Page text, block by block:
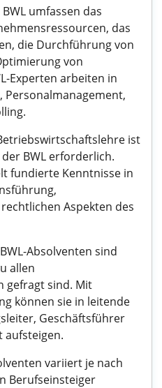
umfassen das
das
die Durchführung von
von
Experten arbeiten in
Personalmanagement,
ist
BWL erforderlich.
fundierte Kenntnisse in
Aspekten des
Absolventen sind
allen
gefragt sind. Mit
können sie in leitende
Geschäftsführer
aufsteigen.
variiert je nach
Berufseinsteiger